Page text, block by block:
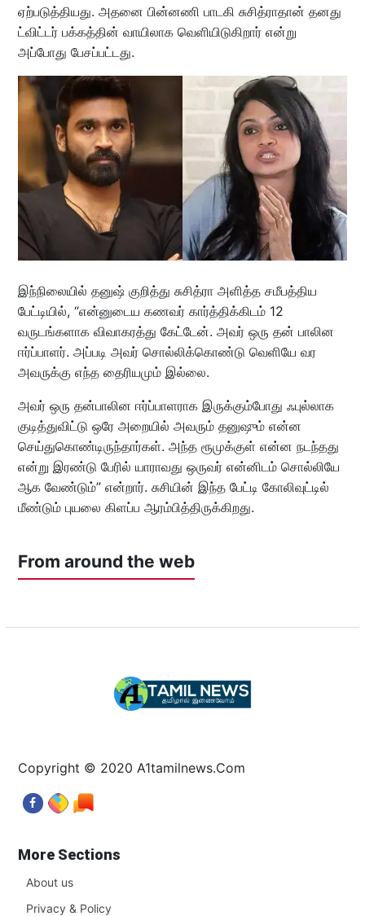
ஏற்படுத்தியது. அதனை பின்னணி பாடகி சுசித்ராதான் தனது
ட்விட்டர் பக்கத்தின் வாயிலாக வெளியிடுகிறார் என்று
அப்போது பேசப்பட்டது.
இந்நிலையில் தனுஷ் குறித்து சுசித்ரா அளித்த சமீபத்திய
பேட்டியில், “என்னுடைய கணவர் கார்த்திக்கிடம் 12
வருடங்களாக விவாகரத்து கேட்டேன். அவர் ஒரு தன் பாலின
ஈர்ப்பாளர். அப்படி அவர் சொல்லிக்கொண்டு வெளியே வர
அவருக்கு எந்த தைரியமும் இல்லை.
அவர் ஒரு தன்பாலின ஈர்ப்பாளராக இருக்கும்போது ஃபுல்லாக
குடித்துவிட்டு ஒரே அறையில் அவரும் தனுஷும் என்ன
செய்துகொண்டிருந்தார்கள். அந்த ரூமுக்குள் என்ன நடந்தது
என்று இரண்டு பேரில் யாராவது ஒருவர் என்னிடம் சொல்லியே
ஆக வேண்டும்” என்றார். சுசியின் இந்த பேட்டி கோலிவுட்டில்
மீண்டும் புயலை கிளப்ப ஆரம்பித்திருக்கிறது.
From around the web
Copyright © 2020 A1tamilnews.Com
More Sections
About us
Privacy & Policy